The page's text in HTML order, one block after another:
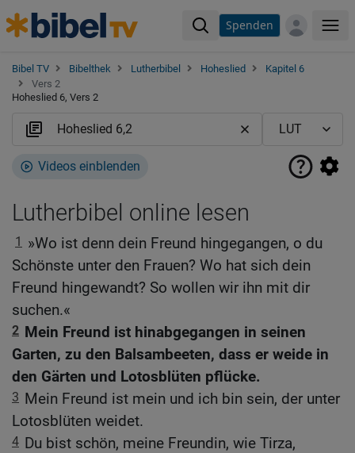
Spenden
Bibel TV Bibelthek Lutherbibel Hoheslied
Kapitel 6
Vers 2
Hoheslied 6, Vers 2
Videos einblenden
Lutherbibel online lesen
1 »Wo ist denn dein Freund hingegangen, o du
Schönste unter den Frauen? Wo hat sich dein
Freund hingewandt? So wollen wir ihn mit dir
suchen.«
2 Mein Freund ist hinabgegangen in seinen
Garten, zu den Balsambeeten, dass er weide in
den Gärten und Lotosblüten pflücke.
3 Mein Freund ist mein und ich bin sein, der unter
Lotosblüten weidet.
4 Du bist schön, meine Freundin, wie Tirza,